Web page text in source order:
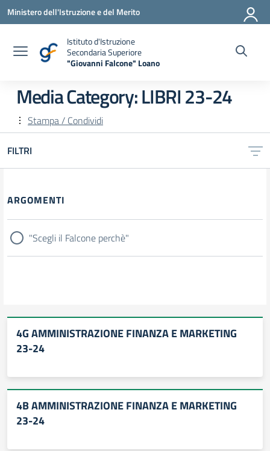
Vai ai contenuti
Vai al menu di navigazione
Vai al footer
Ministero dell'Istruzione e del Merito
Istituto d'Istruzione
Secondaria Superiore
"Giovanni Falcone" Loano
Media Category:LIBRI 23-24
Stampa / Condividi
FILTRI
Filtri
ARGOMENTI
"Scegli il Falcone perchè"
4G AMMINISTRAZIONE FINANZA E MARKETING
23-24
4B AMMINISTRAZIONE FINANZA E MARKETING
23-24